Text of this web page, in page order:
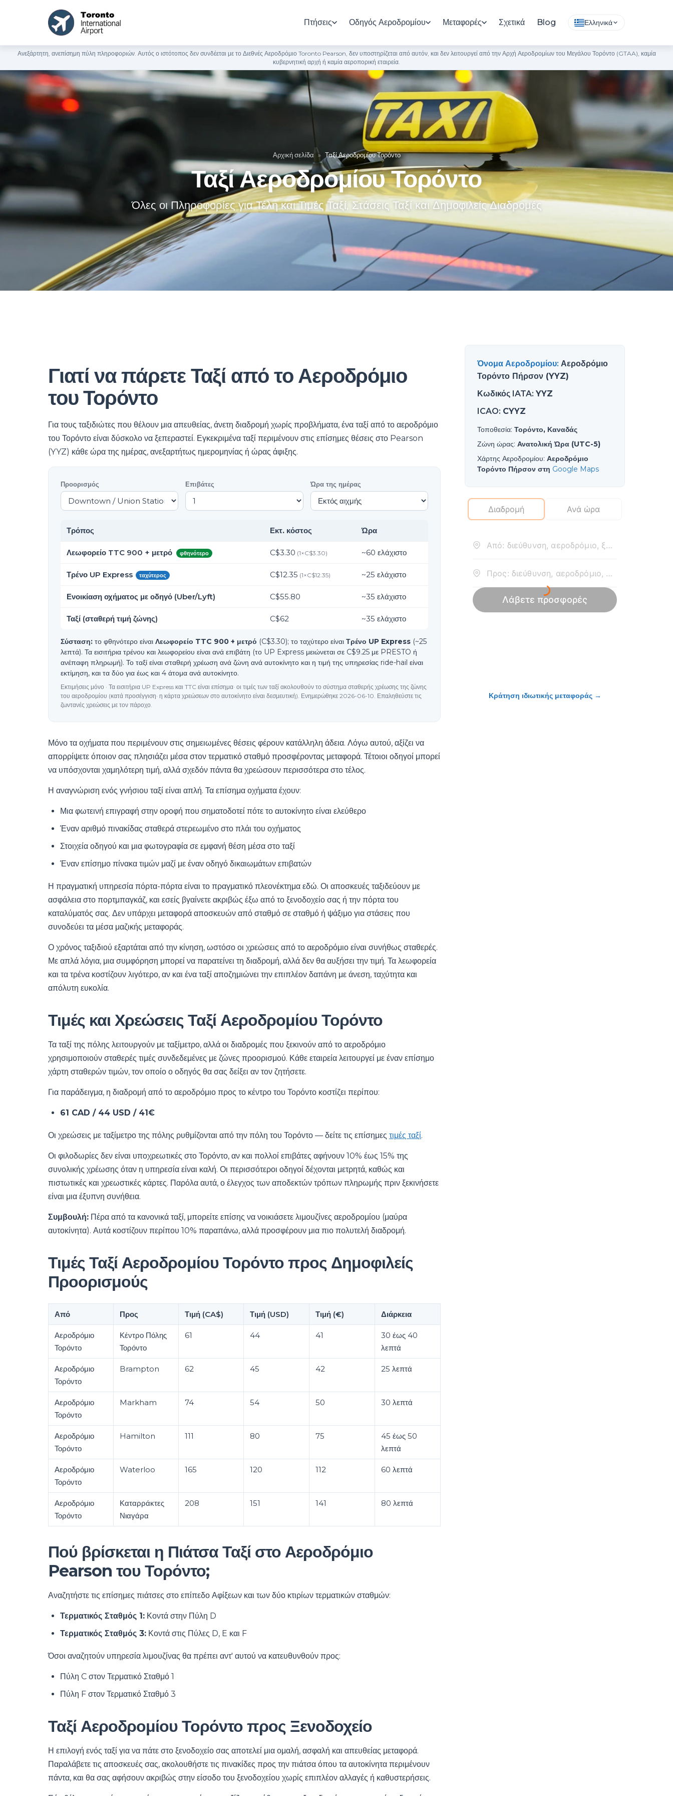
Πτήσεις Οδηγός Αεροδρομίου Μεταφορές Σχετικά Blog Ελληνικά
Ανεξάρτητη, ανεπίσημη πύλη πληροφοριών. Αυτός ο ιστότοπος δεν συνδέεται με το Διεθνές Αεροδρόμιο Toronto Pearson, δεν υποστηρίζεται από αυτόν, και δεν λειτουργεί από την Αρχή Αεροδρομίων του Μεγάλου Τορόντο (GTAA), καμία
κυβερνητική αρχή ή καμία αεροπορική εταιρεία.
Αρχική σελίδα » Ταξί Αεροδρομίου Τορόντο
Ταξί Αεροδρομίου Τορόντο
Όλες οι Πληροφορίες για Τέλη και Τιμές Ταξί, Στάσεις Ταξί και Δημοφιλείς Διαδρομές
Γιατί να πάρετε Ταξί από το Αεροδρόμιο
του Τορόντο
Για τους ταξιδιώτες που θέλουν μια απευθείας, άνετη διαδρομή χωρίς προβλήματα, ένα ταξί από το αεροδρόμιο
του Τορόντο είναι δύσκολο να ξεπεραστεί. Εγκεκριμένα ταξί περιμένουν στις επίσημες θέσεις στο Pearson
(YYZ) κάθε ώρα της ημέρας, ανεξαρτήτως ημερομηνίας ή ώρας άφιξης.
Προορισμός Επιβάτες Ώρα της ημέρας
Τρόπος Εκτ. κόστος Ώρα
Λεωφορείο TTC 900 + μετρό φθηνότερο C$3.30 (1×C$3.30) ~60 ελάχιστο
Τρένο UP Express ταχύτερος C$12.35 (1×C$12.35) ~25 ελάχιστο
Ενοικίαση οχήματος με οδηγό (Uber/Lyft) C$55.80 ~35 ελάχιστο
Ταξί (σταθερή τιμή ζώνης) C$62 ~35 ελάχιστο
Σύσταση: το φθηνότερο είναι Λεωφορείο TTC 900 + μετρό (C$3.30); το ταχύτερο είναι Τρένο UP Express (~25
λεπτά). Τα εισιτήρια τρένου και λεωφορείου είναι ανά επιβάτη (το UP Express μειώνεται σε C$9.25 με PRESTO ή
ανέπαφη πληρωμή). Το ταξί είναι σταθερή χρέωση ανά ζώνη ανά αυτοκίνητο και η τιμή της υπηρεσίας ride-hail είναι
εκτίμηση, και τα δύο για έως και 4 άτομα ανά αυτοκίνητο.
Εκτιμήσεις μόνο · Τα εισιτήρια UP Express και TTC είναι επίσημα· οι τιμές των ταξί ακολουθούν το σύστημα σταθερής χρέωσης της ζώνης
του αεροδρομίου (κατά προσέγγιση· η κάρτα χρεώσεων στο αυτοκίνητο είναι δεσμευτική). Ενημερώθηκε 2026-06-10. Επαληθεύστε τις
ζωντανές χρεώσεις με τον πάροχο.
Μόνο τα οχήματα που περιμένουν στις σημειωμένες θέσεις φέρουν κατάλληλη άδεια. Λόγω αυτού, αξίζει να
απορρίψετε όποιον σας πλησιάζει μέσα στον τερματικό σταθμό προσφέροντας μεταφορά. Τέτοιοι οδηγοί μπορεί
να υπόσχονται χαμηλότερη τιμή, αλλά σχεδόν πάντα θα χρεώσουν περισσότερα στο τέλος.
Η αναγνώριση ενός γνήσιου ταξί είναι απλή. Τα επίσημα οχήματα έχουν:
Μια φωτεινή επιγραφή στην οροφή που σηματοδοτεί πότε το αυτοκίνητο είναι ελεύθερο
Έναν αριθμό πινακίδας σταθερά στερεωμένο στο πλάι του οχήματος
Στοιχεία οδηγού και μια φωτογραφία σε εμφανή θέση μέσα στο ταξί
Έναν επίσημο πίνακα τιμών μαζί με έναν οδηγό δικαιωμάτων επιβατών
Η πραγματική υπηρεσία πόρτα-πόρτα είναι το πραγματικό πλεονέκτημα εδώ. Οι αποσκευές ταξιδεύουν με
ασφάλεια στο πορτμπαγκάζ, και εσείς βγαίνετε ακριβώς έξω από το ξενοδοχείο σας ή την πόρτα του
καταλύματός σας. Δεν υπάρχει μεταφορά αποσκευών από σταθμό σε σταθμό ή ψάξιμο για στάσεις που
συνοδεύει τα μέσα μαζικής μεταφοράς.
Ο χρόνος ταξιδιού εξαρτάται από την κίνηση, ωστόσο οι χρεώσεις από το αεροδρόμιο είναι συνήθως σταθερές.
Με απλά λόγια, μια συμφόρηση μπορεί να παρατείνει τη διαδρομή, αλλά δεν θα αυξήσει την τιμή. Τα λεωφορεία
και τα τρένα κοστίζουν λιγότερο, αν και ένα ταξί αποζημιώνει την επιπλέον δαπάνη με άνεση, ταχύτητα και
απόλυτη ευκολία.
Τιμές και Χρεώσεις Ταξί Αεροδρομίου Τορόντο
Τα ταξί της πόλης λειτουργούν με ταξίμετρο, αλλά οι διαδρομές που ξεκινούν από το αεροδρόμιο
χρησιμοποιούν σταθερές τιμές συνδεδεμένες με ζώνες προορισμού. Κάθε εταιρεία λειτουργεί με έναν επίσημο
χάρτη σταθερών τιμών, τον οποίο ο οδηγός θα σας δείξει αν τον ζητήσετε.
Για παράδειγμα, η διαδρομή από το αεροδρόμιο προς το κέντρο του Τορόντο κοστίζει περίπου:
61 CAD / 44 USD / 41€
Οι χρεώσεις με ταξίμετρο της πόλης ρυθμίζονται από την πόλη του Τορόντο — δείτε τις επίσημες τιμές ταξί.
Οι φιλοδωρίες δεν είναι υποχρεωτικές στο Τορόντο, αν και πολλοί επιβάτες αφήνουν 10% έως 15% της
συνολικής χρέωσης όταν η υπηρεσία είναι καλή. Οι περισσότεροι οδηγοί δέχονται μετρητά, καθώς και
πιστωτικές και χρεωστικές κάρτες. Παρόλα αυτά, ο έλεγχος των αποδεκτών τρόπων πληρωμής πριν ξεκινήσετε
είναι μια έξυπνη συνήθεια.
Συμβουλή: Πέρα από τα κανονικά ταξί, μπορείτε επίσης να νοικιάσετε λιμουζίνες αεροδρομίου (μαύρα
αυτοκίνητα). Αυτά κοστίζουν περίπου 10% παραπάνω, αλλά προσφέρουν μια πιο πολυτελή διαδρομή.
Τιμές Ταξί Αεροδρομίου Τορόντο προς Δημοφιλείς
Προορισμούς
Από Προς Τιμή (CA$) Τιμή (USD) Τιμή (€) Διάρκεια
Αεροδρόμιο
Τορόντο
Κέντρο Πόλης
Τορόντο
61 44 41
30 έως 40
λεπτά
Αεροδρόμιο
Τορόντο
Brampton 62 45 42 25 λεπτά
Αεροδρόμιο
Τορόντο
Markham 74 54 50 30 λεπτά
Αεροδρόμιο
Τορόντο
Hamilton 111 80 75
45 έως 50
λεπτά
Αεροδρόμιο
Τορόντο
Waterloo 165 120 112 60 λεπτά
Αεροδρόμιο
Τορόντο
Καταρράκτες
Νιαγάρα
208 151 141 80 λεπτά
Πού βρίσκεται η Πιάτσα Ταξί στο Αεροδρόμιο
Pearson του Τορόντο;
Αναζητήστε τις επίσημες πιάτσες στο επίπεδο Αφίξεων και των δύο κτιρίων τερματικών σταθμών:
Τερματικός Σταθμός 1: Κοντά στην Πύλη D
Τερματικός Σταθμός 3: Κοντά στις Πύλες D, E και F
Όσοι αναζητούν υπηρεσία λιμουζίνας θα πρέπει αντ' αυτού να κατευθυνθούν προς:
Πύλη C στον Τερματικό Σταθμό 1
Πύλη F στον Τερματικό Σταθμό 3
Ταξί Αεροδρομίου Τορόντο προς Ξενοδοχείο
Η επιλογή ενός ταξί για να πάτε στο ξενοδοχείο σας αποτελεί μια ομαλή, ασφαλή και απευθείας μεταφορά.
Παραλάβετε τις αποσκευές σας, ακολουθήστε τις πινακίδες προς την πιάτσα όπου τα αυτοκίνητα περιμένουν
πάντα, και θα σας αφήσουν ακριβώς στην είσοδο του ξενοδοχείου χωρίς επιπλέον αλλαγές ή καθυστερήσεις.
Όνομα Αεροδρομίου: Αεροδρόμιο
Τορόντο Πήρσον (YYZ)
Κωδικός IATA: YYZ
ICAO: CYYZ
Τοποθεσία: Τορόντο, Καναδάς
Ζώνη ώρας: Ανατολική Ώρα (UTC-5)
Χάρτης Αεροδρομίου: Αεροδρόμιο
Τορόντο Πήρσον στη Google Maps
Κράτηση ιδιωτικής μεταφοράς→